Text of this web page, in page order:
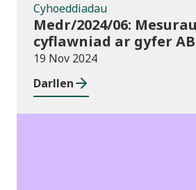
Cyhoeddiadau
Medr/2024/06: Mesurau
cyflawniad ar gyfer AB
chweched dosbarth:
Ymgynghoriad ar
rhwng cyrsiau ar gyfer
19 Nov 2024
Darllen